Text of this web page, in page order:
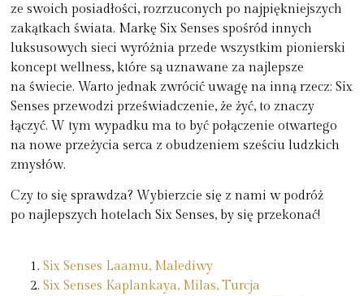
ze swoich posiadłości, rozrzuconych po najpiękniejszych
zakątkach świata. Markę Six Senses spośród innych
luksusowych sieci wyróżnia przede wszystkim pionierski
koncept wellness, które są uznawane za najlepsze
na świecie. Warto jednak zwrócić uwagę na inną rzecz: Six
Senses przewodzi przeświadczenie, że żyć, to znaczy
łączyć. W tym wypadku ma to być połączenie otwartego
na nowe przeżycia serca z obudzeniem sześciu ludzkich
zmysłów.
Czy to się sprawdza? Wybierzcie się z nami w podróż
po najlepszych hotelach Six Senses, by się przekonać!
Six Senses Laamu, Malediwy
Six Senses Kaplankaya, Milas, Turcja